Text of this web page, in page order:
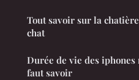
Tout savoir sur la
chat
Durée de vie des
faut savoir